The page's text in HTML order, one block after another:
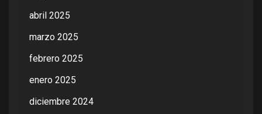
abril 2025
marzo 2025
febrero 2025
enero 2025
diciembre 2024